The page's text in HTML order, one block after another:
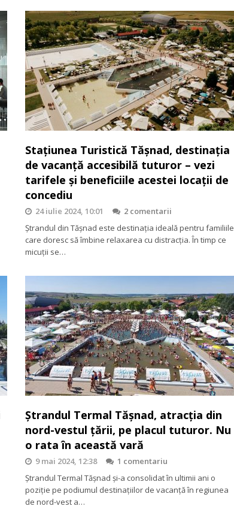
Stațiunea Turistică Tășnad, destinația
de vacanță accesibilă tuturor – vezi
tarifele și beneficiile acestei locații de
concediu
24 iulie 2024, 10:01
2 comentarii
Ștrandul din Tășnad este destinația ideală pentru familiile
care doresc să îmbine relaxarea cu distracția. În timp ce
micuții se…
Ștrandul Termal Tășnad, atracția din
nord-vestul țării, pe placul tuturor. Nu
o rata în această vară
9 mai 2024, 12:38
1 comentariu
Ștrandul Termal Tășnad și-a consolidat în ultimii ani o
poziție pe podiumul destinațiilor de vacanță în regiunea
de nord-vest a…